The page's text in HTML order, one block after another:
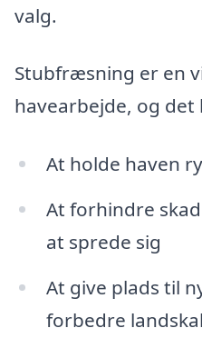
valg.
Stubfræsning er en
havearbejde, og
At holde haven
At forhindre
at sprede sig
At give plads til
forbedre